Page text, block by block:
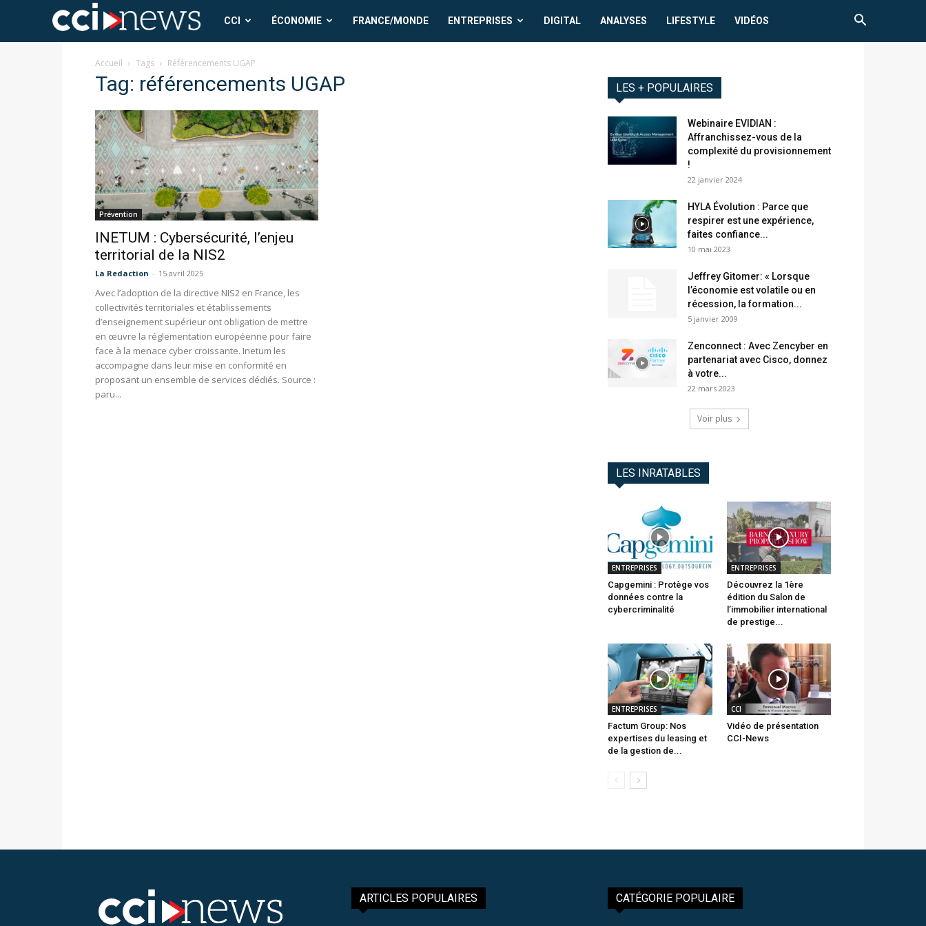
CCI
News
CCI ÉCONOMIE FRANCE/MONDE ENTREPRISES DIGITAL ANALYSES LIFESTYLE VIDÉOS
Accueil Tags Référencements UGAP
Tag: référencements UGAP
Prévention
INETUM : Cybersécurité, l’enjeu
territorial de la NIS2
La Redaction - 15 avril 2025
Avec l’adoption de la directive NIS2 en France, les
collectivités territoriales et établissements
d’enseignement supérieur ont obligation de mettre
en œuvre la réglementation européenne pour faire
face à la menace cyber croissante. Inetum les
accompagne dans leur mise en conformité en
proposant un ensemble de services dédiés. Source :
paru...
LES + POPULAIRES
Webinaire EVIDIAN :
Affranchissez-vous de la
complexité du provisionnement
!
22 janvier 2024
HYLA Évolution : Parce que
respirer est une expérience,
faites confiance...
10 mai 2023
Jeffrey Gitomer: « Lorsque
l’économie est volatile ou en
récession, la formation...
5 janvier 2009
Zenconnect : Avec Zencyber en
partenariat avec Cisco, donnez
à votre...
22 mars 2023
Voir plus
LES INRATABLES
ENTREPRISES
Capgemini : Protège vos
données contre la
cybercriminalité
ENTREPRISES
Découvrez la 1ère
édition du Salon de
l’immobilier international
de prestige...
ENTREPRISES
Factum Group: Nos
expertises du leasing et
de la gestion de...
CCI
Vidéo de présentation
CCI-News
ARTICLES POPULAIRES CATÉGORIE POPULAIRE